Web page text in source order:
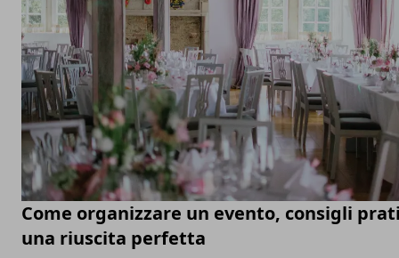
Come organizzare un evento, consigli
una riuscita perfetta